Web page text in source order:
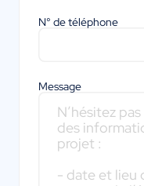
N° de téléphone
Message